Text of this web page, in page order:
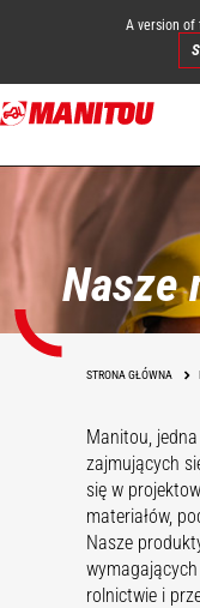
Przejdź
do
A version of
Nasze
STRONA GŁÓWNA
Manitou,
zajmujących
się w
materiałów,
Nasze
rolnictwie i